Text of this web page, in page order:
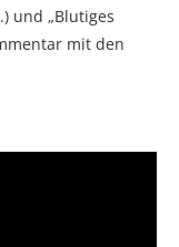
und „Blutiges
mit den